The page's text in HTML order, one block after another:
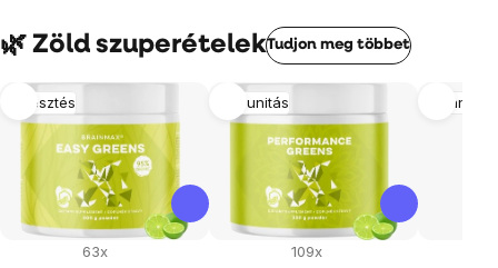
🌿 Zöld szuperételekTudjon meg többet
Emésztés
63x
Immunitás
109x